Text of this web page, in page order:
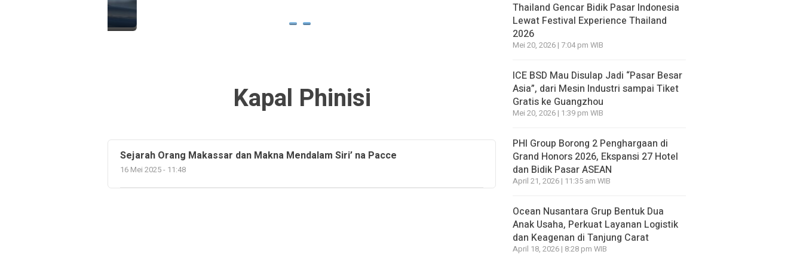
2 jam ago yang lalu
Kapal Phinisi
Sejarah Orang Makassar dan Makna Mendalam Siri’ na Pacce
16 Mei 2025 - 11:48
Thailand Gencar Bidik Pasar Indonesia
Lewat Festival Experience Thailand
2026
Mei 20, 2026 | 7:04 pm WIB
ICE BSD Mau Disulap Jadi “Pasar Besar
Asia”, dari Mesin Industri sampai Tiket
Gratis ke Guangzhou
Mei 20, 2026 | 1:39 pm WIB
PHI Group Borong 2 Penghargaan di
Grand Honors 2026, Ekspansi 27 Hotel
dan Bidik Pasar ASEAN
April 21, 2026 | 11:35 am WIB
Ocean Nusantara Grup Bentuk Dua
Anak Usaha, Perkuat Layanan Logistik
dan Keagenan di Tanjung Carat
April 18, 2026 | 8:28 pm WIB